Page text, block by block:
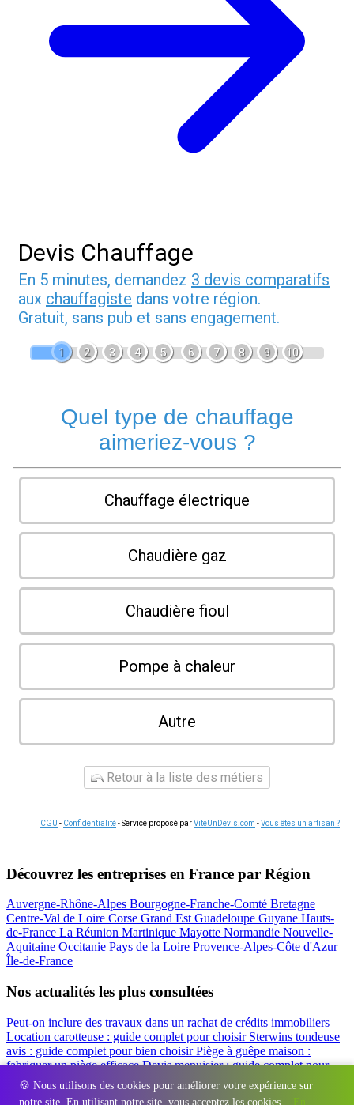
🍪 Nous utilisons des cookies pour améliorer votre expérience sur
notre site. En utilisant notre site, vous acceptez les cookies.
En
Devis Chauffage
En 5 minutes, demandez 3 devis comparatifs
aux chauffagiste dans votre région.
Gratuit, sans pub et sans engagement.
1 2 3 4 5 6 7 8 9 10
Quel type de chauffage
aimeriez-vous ?
Chauffage électrique
Chaudière gaz
Chaudière fioul
Pompe à chaleur
Autre
Retour à la liste des métiers
CGU - Confidentialité- Service proposé parViteUnDevis.com -Vous êtes un artisan ?
Découvrez les entreprises en France par Région
Auvergne-Rhône-Alpes Bourgogne-Franche-Comté Bretagne
Centre-Val de Loire Corse Grand EstGuadeloupe Guyane Hauts-
de-France La Réunion Martinique Mayotte Normandie Nouvelle-
Aquitaine Occitanie Pays de la Loire Provence-Alpes-Côte d'Azur
Île-de-France
Nos actualités les plus consultées
Peut-on inclure des travaux dans un rachat de crédits immobiliers
Location carotteuse : guide complet pour choisir Sterwins tondeuse
avis : guide complet pour bien choisirPiège à guêpe maison :
fabriquer un piège efficaceDevis menuisier : guide complet pour
obtenir le meilleur prix
Simulation rachat de crédit : regrouper prêt
travaux et crédits